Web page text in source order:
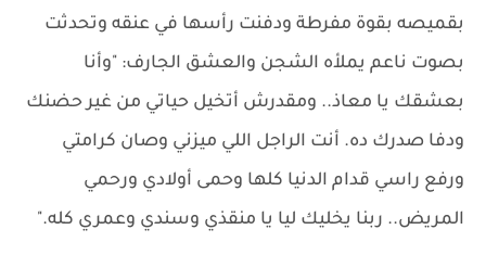
بقميصه بقوة مفرطة ودفنت رأسها في عنقه وتحدثت
بصوت ناعم يملأه الشجن والعشق الجارف: "وأنا
بعشقك يا معاذ.. ومقدرش أتخيل حياتي من غير حضنك
ودفا صدرك ده. أنت الراجل اللي ميزني وصان كرامتي
ورفع راسي قدام الدنيا كلها وحمى أولادي ورحمي
المريض.. ربنا يخليك ليا يا منقذي وسندي وعمري كله."